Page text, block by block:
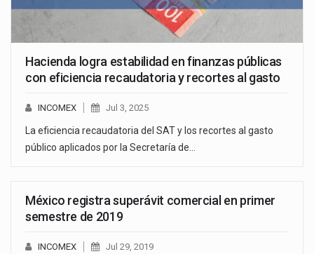
Hacienda logra estabilidad en finanzas públicas
con eficiencia recaudatoria y recortes al gasto
INCOMEX Jul 3, 2025
La eficiencia recaudatoria del SAT y los recortes al gasto
público aplicados por la Secretaría de…
México registra superávit comercial en primer
semestre de 2019
INCOMEX Jul 29, 2019